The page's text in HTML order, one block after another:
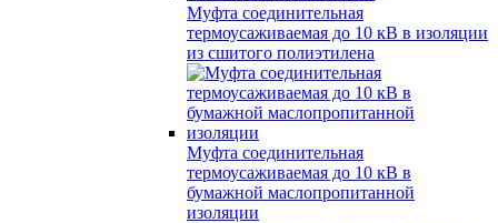
Муфта соединительная
термоусаживаемая до 10 кВ в изоляции
из сшитого полиэтилена
Муфта соединительная
термоусаживаемая до 10 кВ в
бумажной маслопропитанной
изоляции